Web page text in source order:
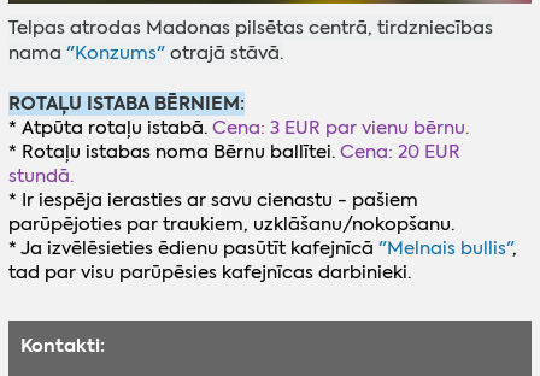
Telpas atrodas Madonas pilsētas centrā, tirdzniecības
nama "Konzums"otrajā stāvā.
ROTAĻU ISTABA BĒRNIEM:
* Atpūta rotaļu istabā. Cena: 3 EUR par vienu bērnu.
* Rotaļu istabas noma Bērnu ballītei.Cena: 20 EUR
stundā.
* Ir iespēja ierasties ar savu cienastu - pašiem
parūpējoties par traukiem, uzklāšanu/nokopšanu.
* Ja izvēlēsieties ēdienu pasūtīt kafejnīcā "Melnais bullis",
tad par visu parūpēsies kafejnīcas darbinieki.
Kontakti: